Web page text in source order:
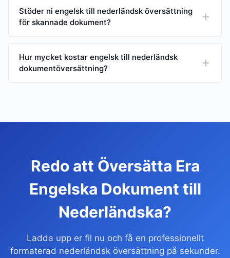
Stöder ni engelsk till nederländsk översättning
för skannade dokument?
Hur mycket kostar engelsk till nederländsk
dokumentöversättning?
Redo att Översätta Era
Engelska Dokument till
Nederländska?
Ladda upp er fil nu och få en professionellt
formaterad nederländsk översättning på sekunder.